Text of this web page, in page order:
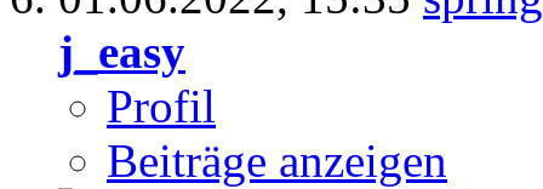
j_easy
Profil
Beiträge anzeigen